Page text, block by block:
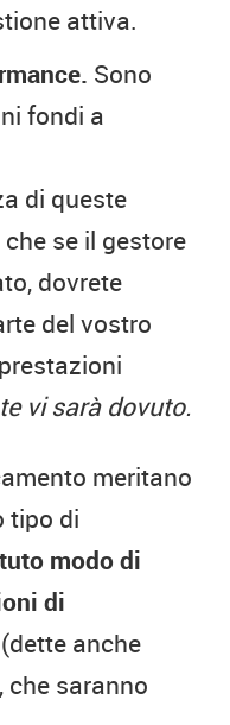
attiva.
Sono
fondi a
di queste
se il gestore
dovrete
del vostro
vi sarà dovuto.
meritano
tipo di
modo di
di
(dette anche
che saranno